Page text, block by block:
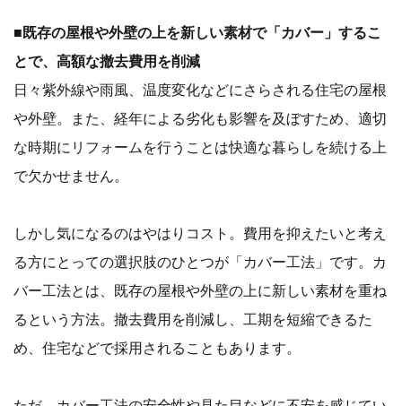
■既存の屋根や外壁の上を新しい素材で「カバー」するこ
とで、高額な撤去費用を削減
日々紫外線や雨風、温度変化などにさらされる住宅の屋根
や外壁。また、経年による劣化も影響を及ぼすため、適切
な時期にリフォームを行うことは快適な暮らしを続ける上
で欠かせません。
しかし気になるのはやはりコスト。費用を抑えたいと考え
る方にとっての選択肢のひとつが「カバー工法」です。カ
バー工法とは、既存の屋根や外壁の上に新しい素材を重ね
るという方法。撤去費用を削減し、工期を短縮できるた
め、住宅などで採用されることもあります。